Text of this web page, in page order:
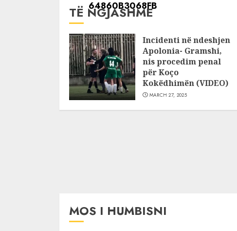
TË NGJASHME
Incidenti në ndeshjen
Apolonia- Gramshi,
nis procedim penal
për Koço
Kokëdhimën (VIDEO)
MARCH 27, 2025
MOS I HUMBISNI